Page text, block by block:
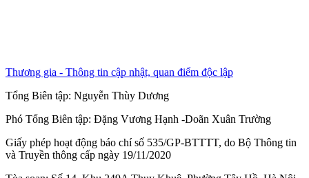
Thương gia - Thông tin cập nhật, quan điểm độc lập
Tổng Biên tập: Nguyễn Thùy Dương
Phó Tổng Biên tập: Đặng Vương Hạnh -Doãn Xuân Trường
Giấy phép hoạt động báo chí số 535/GP-BTTTT, do Bộ Thông tin
và Truyền thông cấp ngày 19/11/2020